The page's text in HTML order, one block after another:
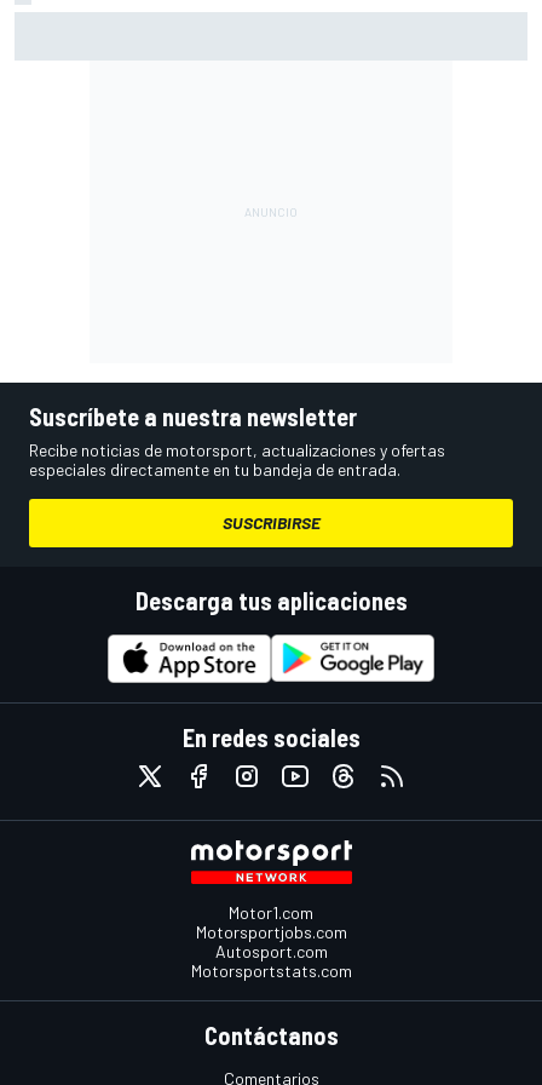
Suscríbete a nuestra newsletter
Recibe noticias de motorsport, actualizaciones y ofertas
especiales directamente en tu bandeja de entrada.
SUSCRIBIRSE
Descarga tus aplicaciones
En redes sociales
Motor1.com
Motorsportjobs.com
Autosport.com
Motorsportstats.com
Contáctanos
Comentarios